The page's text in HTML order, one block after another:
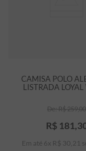
CAMISA POLO
LISTRADA LOYAL
R$259,00
R$ 181,
Em até 6 x R$ 30 21